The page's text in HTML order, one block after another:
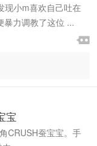
现小m喜欢自己吐在
暴力调教了这位 ...


宝
CRUSH蚕宝宝。手